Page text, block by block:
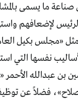
صناعة ما يسمى
لإضعافهم
مثل «مجلس بكيل
نفسها التي
بن عبدالله
فضلاً عن